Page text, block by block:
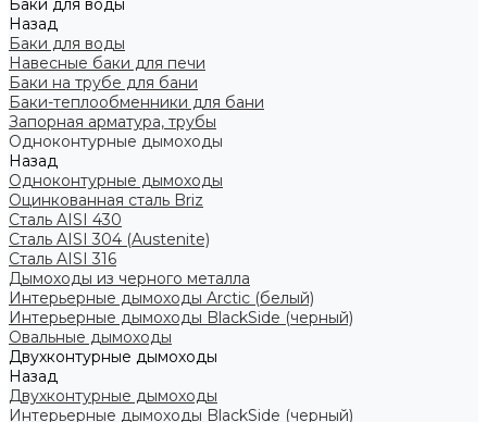
Баки для воды
Назад
Баки для воды
Навесные баки для печи
Баки на трубе для бани
Баки-теплообменники для бани
Запорная арматура, трубы
Одноконтурные дымоходы
Назад
Одноконтурные дымоходы
Оцинкованная сталь Briz
Сталь AISI 430
Сталь AISI 304 (Austenite)
Сталь AISI 316
Дымоходы из черного металла
Интерьерные дымоходы Arctic (белый)
Интерьерные дымоходы BlackSide (черный)
Овальные дымоходы
Двухконтурные дымоходы
Назад
Двухконтурные дымоходы
Интерьерные дымоходы BlackSide (черный)